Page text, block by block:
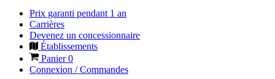
Prix garanti pendant 1 an
Carrières
Devenez un concessionnaire
Établissements
Panier0
Connexion / Commandes